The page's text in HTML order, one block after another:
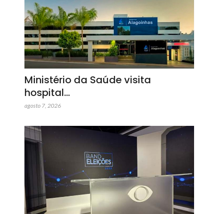
Ministério da Saúde visita
hospital…
agosto 7, 2026